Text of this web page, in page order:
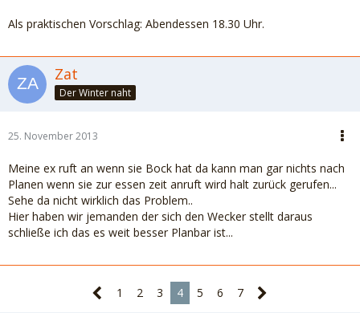
Als praktischen Vorschlag: Abendessen 18.30 Uhr.
Zat
Der Winter naht
25. November 2013
Meine ex ruft an wenn sie Bock hat da kann man gar nichts nach
Planen wenn sie zur essen zeit anruft wird halt zurück gerufen...
Sehe da nicht wirklich das Problem..
Hier haben wir jemanden der sich den Wecker stellt daraus
schließe ich das es weit besser Planbar ist...
1 2 3 4 5 6 7